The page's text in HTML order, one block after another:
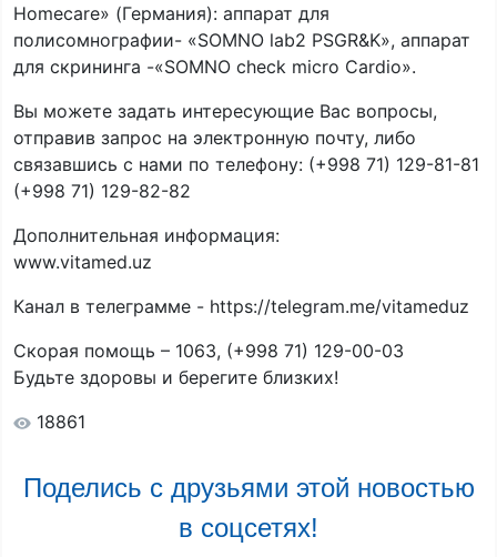
Homecare» (Германия): аппарат для
полисомнографии- «SOMNO lab2 PSGR&K», аппарат
для скрининга -«SOMNO check micro Cardio».
Вы можете задать интересующие Вас вопросы,
отправив запрос на электронную почту, либо
связавшись с нами по телефону: (+998 71) 129-81-81
(+998 71) 129-82-82
Дополнительная информация:
www.vitamed.uz
Канал в телеграмме - https://telegram.me/vitameduz
Скорая помощь – 1063, (+998 71) 129-00-03
Будьте здоровы и берегите близких!
18861
Поделись с друзьями этой новостью
в соцсетях!